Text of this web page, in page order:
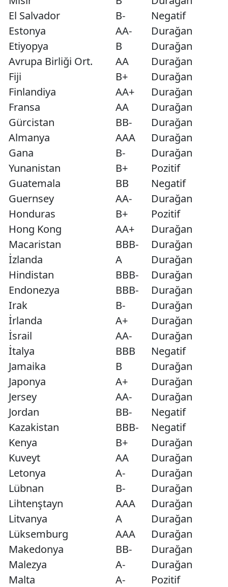
El Salvador
B-
Negatif
Estonya
AA-
Durağan
Etiyopya
B
Durağan
Avrupa Birliği Ort.
AA
Durağan
Fiji
B+
Durağan
Finlandiya
AA+
Durağan
Fransa
AA
Durağan
Gürcistan
BB-
Durağan
Almanya
AAA
Durağan
Gana
B-
Durağan
Yunanistan
B+
Pozitif
Guatemala
BB
Negatif
Guernsey
AA-
Durağan
Honduras
B+
Pozitif
Hong Kong
AA+
Durağan
Macaristan
BBB-
Durağan
İzlanda
A
Durağan
Hindistan
BBB-
Durağan
Endonezya
BBB-
Durağan
Irak
B-
Durağan
İrlanda
A+
Durağan
İsrail
AA-
Durağan
İtalya
BBB
Negatif
Jamaika
B
Durağan
Japonya
A+
Durağan
Jersey
AA-
Durağan
Jordan
BB-
Negatif
Kazakistan
BBB-
Negatif
Kenya
B+
Durağan
Kuveyt
AA
Durağan
Letonya
A-
Durağan
Lübnan
B-
Durağan
Lihtenştayn
AAA
Durağan
Litvanya
A
Durağan
Lüksemburg
AAA
Durağan
Makedonya
BB-
Durağan
Malezya
A-
Durağan
Malta
A-
Pozitif